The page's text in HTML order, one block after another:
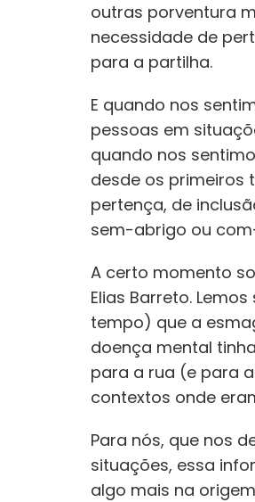
outras porventura
necessidade de
para a partilha.
E quando nos
pessoas em
quando nos
desde os primeiros
pertença, de
sem-abrigo ou
A certo momento
Elias Barreto.
tempo) que a
doença mental
para a rua (e para
contextos onde
Para nós, que nos
situações, essa
algo mais na